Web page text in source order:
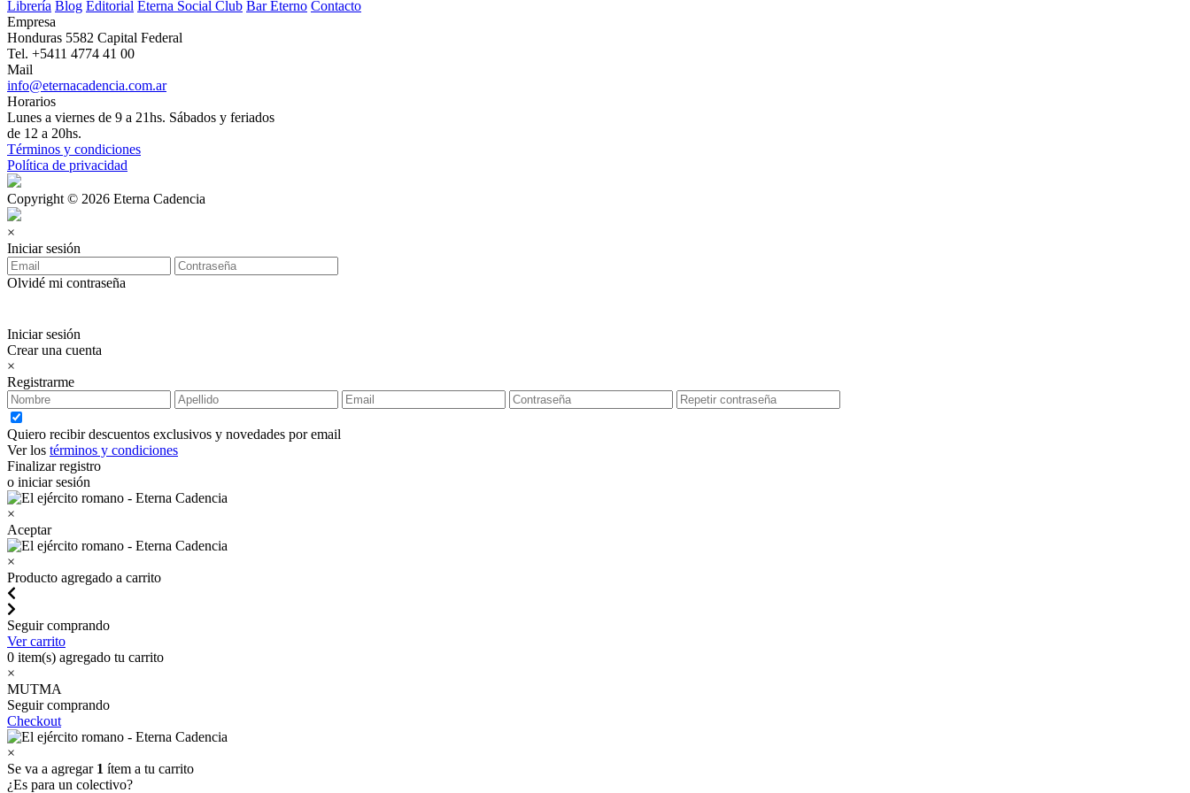
Librería Blog Editorial Eterna Social Club Bar Eterno Contacto
Empresa
Honduras 5582 Capital Federal
Tel. +5411 4774 41 00
Mail
info@eternacadencia.com.ar
Horarios
Lunes a viernes de 9 a 21hs. Sábados y feriados
de 12 a 20hs.
Términos y condiciones
Política de privacidad
Copyright © 2026 Eterna Cadencia
×
Iniciar sesión
Olvidé mi contraseña
Iniciar sesión
Crear una cuenta
×
Registrarme
Quiero recibir descuentos exclusivos y novedades por email
Ver los términos y condiciones
Finalizar registro
o iniciar sesión
×
Aceptar
×
Producto agregado a carrito
Seguir comprando
Ver carrito
0 item(s) agregado tu carrito
×
MUTMA
Seguir comprando
Checkout
×
Se va a agregar 1 ítem a tu carrito
¿Es para un colectivo?